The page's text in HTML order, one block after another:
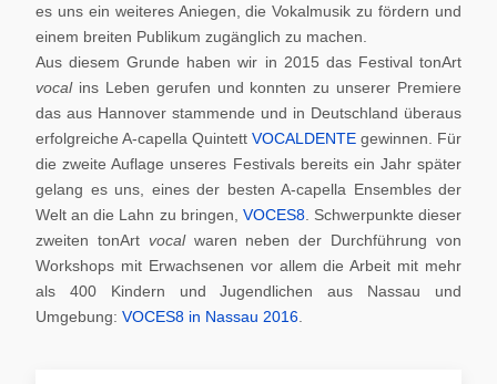
es uns ein weiteres Aniegen, die Vokalmusik zu fördern und
einem breiten Publikum zugänglich zu machen.
Aus diesem Grunde haben wir in 2015 das Festival tonArt
vocal ins Leben gerufen und konnten zu unserer Premiere
das aus Hannover stammende und in Deutschland überaus
erfolgreiche A-capella Quintett VOCALDENTE gewinnen. Für
die zweite Auflage unseres Festivals bereits ein Jahr später
gelang es uns, eines der besten A-capella Ensembles der
Welt an die Lahn zu bringen, VOCES8. Schwerpunkte dieser
zweiten tonArt vocalwaren neben der Durchführung von
Workshops mit Erwachsenen vor allem die Arbeit mit mehr
als 400 Kindern und Jugendlichen aus Nassau und
Umgebung: VOCES8 in Nassau 2016